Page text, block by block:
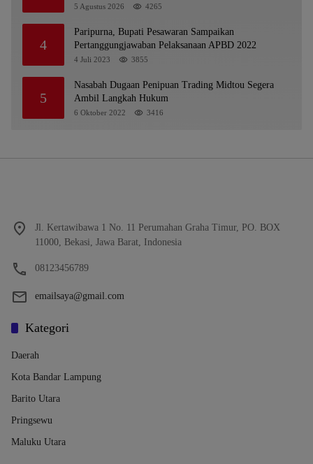
5 Agustus 2026 4265
4
Paripurna, Bupati Pesawaran Sampaikan
Pertanggungjawaban Pelaksanaan APBD 2022
4 Juli 2023 3855
5
Nasabah Dugaan Penipuan Trading Midtou Segera
Ambil Langkah Hukum
6 Oktober 2022 3416
Jl. Kertawibawa 1 No. 11 Perumahan Graha Timur, PO. BOX
11000, Bekasi, Jawa Barat, Indonesia
08123456789
emailsaya@gmail.com
Kategori
Daerah
Kota Bandar Lampung
Barito Utara
Pringsewu
Maluku Utara